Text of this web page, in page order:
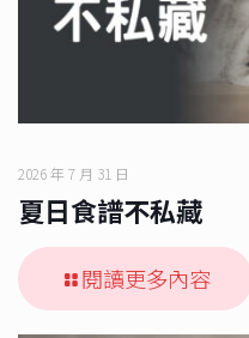
2026 年 7 月 31 日
夏日食譜不私藏
閱讀更多內容